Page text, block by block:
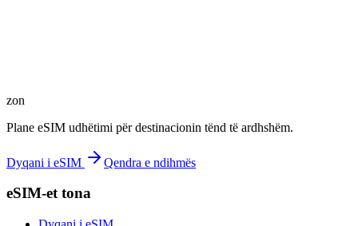
zon
Plane eSIM udhëtimi për destinacionin tënd të ardhshëm.
Dyqani i eSIM Qendra e ndihmës
eSIM-et tona